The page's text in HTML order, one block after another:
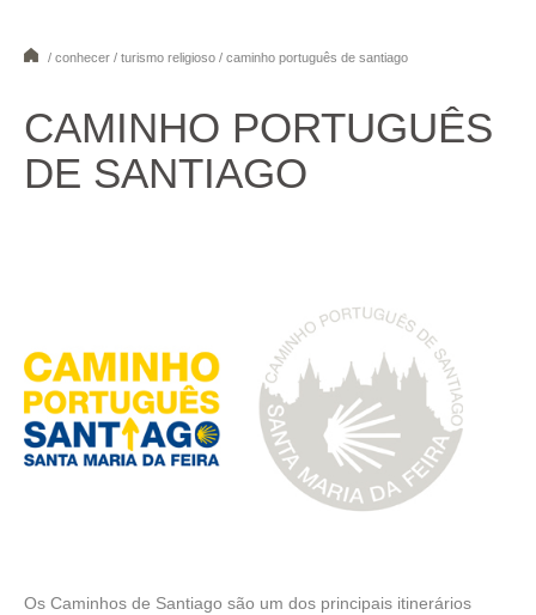
34 5 678
/ conhecer / turismo religioso / caminho português de santiago
CAMINHO PORTUGUÊS
DE SANTIAGO
Os Caminhos de Santiago são um dos principais itinerários